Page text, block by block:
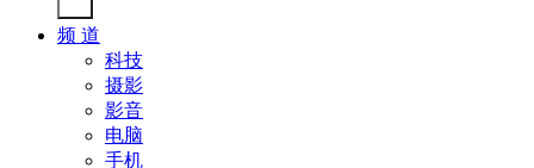
频 道
科技
摄影
影音
电脑
手机